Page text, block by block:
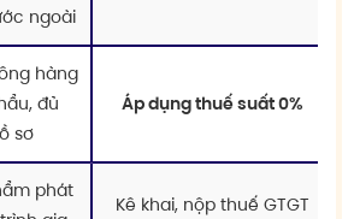
ngoài
hàng
đủ
sơ
Áp dụng thuế suất 0%
phát
Kê khai, nộp thuế GTGT